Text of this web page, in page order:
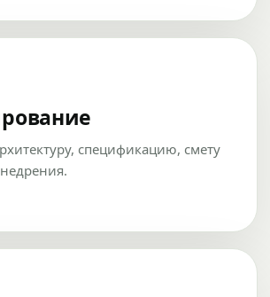
спецификацию, смету